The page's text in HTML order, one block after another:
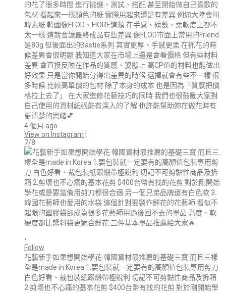
的花了很多時間 進行挑選、測試、搭配 甚至開始做自己喜歡的
包材 看起來一樣顏色的紙 實際用起來還是有差異 例如大陸會叫
韓素紙 韓國像FLOD、FIORE這類 在手感、磅數、柔軟度上都不
太一樣 這就會讓最終成品有些差異 像FLOD市面上常用的Friend
是80g 但後面出的Bastie系列 其實更厚、手感更柔 在抓花的時
候差異會很明顯 我知道大家在市場上還是會看價格 但有些材料
差異 會直接反映在作品的質感、姿態上 高CP值的材料也能做出
好效果 只是當你開始分得出差異的時候 選擇就會有些不一樣 很
多時候 比較高單價的包材 除了本身的成本 也是因為「質感把價
格拉上去了」 在大家進修花藝技巧的同時 我們也很鼓勵大家對
自己使用的資材紙張能有深入的了解 也許能幫助妳在做花時有
更清楚的思緒💕
4 個月 ago
View on Instagram
7/8
•
Follow
花藝新手如果想開始學花 韓國資材最推薦的基礎三寶 而且三樣
全是made in Korea 1.要包裝就一定要有的高顏值包裝專用剪刀
白色好看、裁包裝紙跟緞帶極銳利 切記不可剪黏性商品及拆箱
2.剪壞也不心痛的基本花剪 $400台幣有找的花剪 對於剛開始學